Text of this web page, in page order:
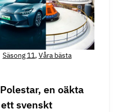
Säsong 11, Våra bästa
en oäkta
svenskt